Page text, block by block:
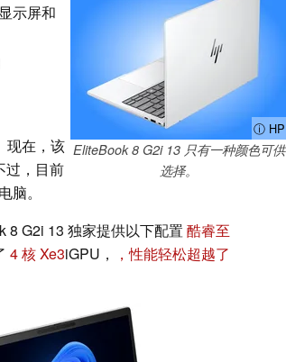
ⓘ HP
EliteBook 8 G2i 13 只有一种颜色可供
选择。
示屏和
现在，该
过，目前
。
8 G2i 13 独家提供以下配置 酷睿至
4 核 Xe3iGPU，
，性能轻松超越了